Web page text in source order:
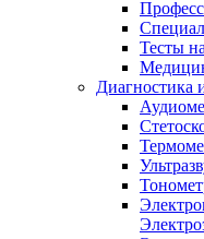
Тесты
Диагностика